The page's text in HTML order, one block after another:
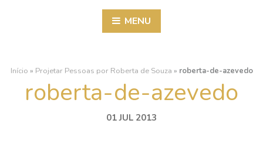
MENU
Início » Projetar Pessoas por Roberta de Souza » roberta-de-azevedo
roberta-de-azevedo
01 JUL 2013